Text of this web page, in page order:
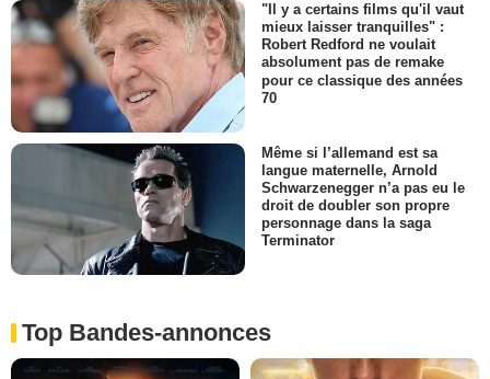
"Il y a certains films qu'il vaut
mieux laisser tranquilles" :
Robert Redford ne voulait
absolument pas de remake
pour ce classique des années
70
Même si l’allemand est sa
langue maternelle, Arnold
Schwarzenegger n’a pas eu le
droit de doubler son propre
personnage dans la saga
Terminator
Top Bandes-annonces